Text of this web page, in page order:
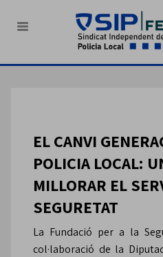
EL CANVI
POLICIA LOCAL:
MILLORAR EL
SEGURETAT
La Fundació per a la
col·laboració de la